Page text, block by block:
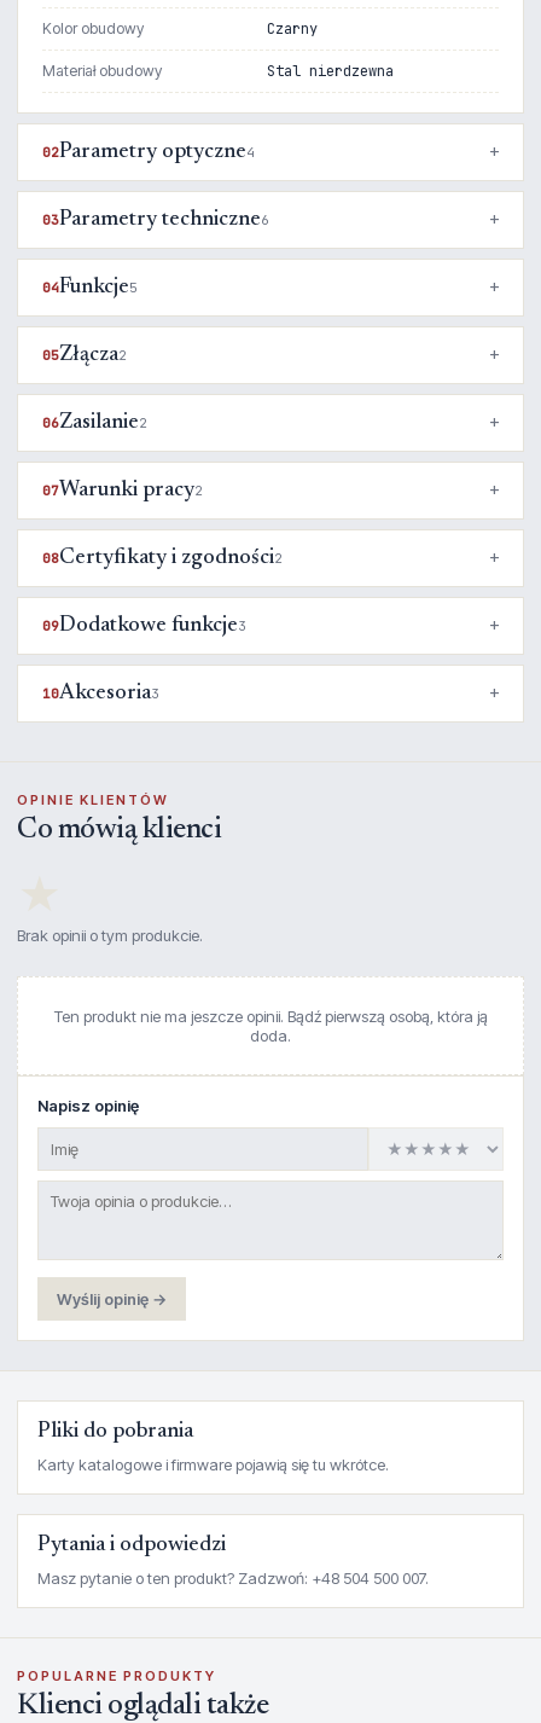
Kolor obudowy Czarny
Materiał obudowy Stal nierdzewna
02Parametry optyczne4
03Parametry techniczne6
04Funkcje5
05Złącza2
06Zasilanie2
07Warunki pracy2
08Certyfikaty i zgodności2
09Dodatkowe funkcje3
10Akcesoria3
OPINIE KLIENTÓW
Co mówią klienci
Brak opinii o tym produkcie.
Ten produkt nie ma jeszcze opinii. Bądź pierwszą osobą, która ją
doda.
Napisz opinię
Wyślij opinię →
Pliki do pobrania
Karty katalogowe i firmware pojawią się tu wkrótce.
Pytania i odpowiedzi
Masz pytanie o ten produkt? Zadzwoń: +48 504 500 007.
POPULARNE PRODUKTY
Klienci oglądali także